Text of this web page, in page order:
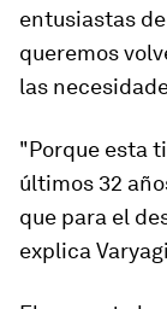
entusiastas
queremos
las
"Porque esta
últimos 32
que para el
explica